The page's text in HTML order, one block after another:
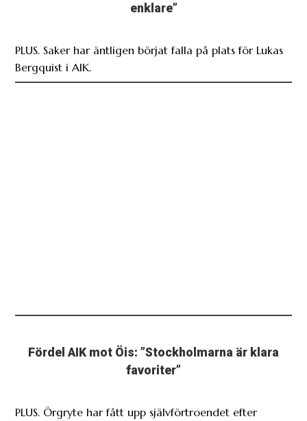
enklare”
PLUS. Saker har äntligen börjat falla på plats för Lukas
Bergquist i AIK.
Fördel AIK mot Öis: ”Stockholmarna är klara
favoriter”
PLUS. Örgryte har fått upp självförtroendet efter